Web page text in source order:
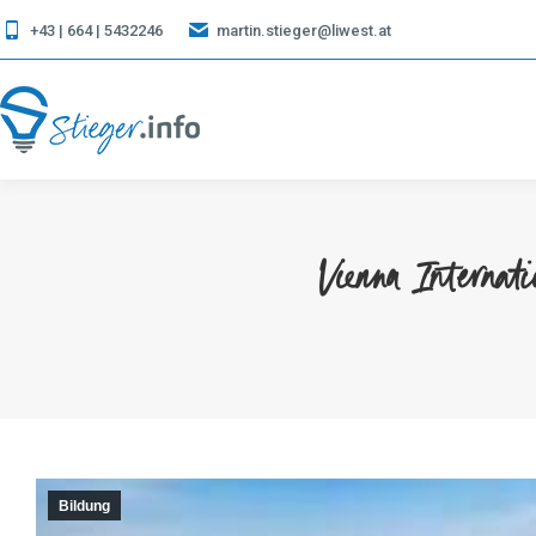
+43 | 664 | 5432246 martin.stieger@liwest.at
Vienna
Bildung